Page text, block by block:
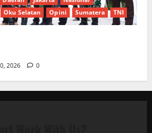
Oku Selatan Opini Sumatera TNI
2026 0